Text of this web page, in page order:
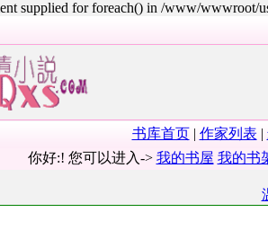
supplied for foreach() in /www/wwwroot/
书库首页| 作家列表 |
你好:! 您可以进入-> 我的书屋 我的书